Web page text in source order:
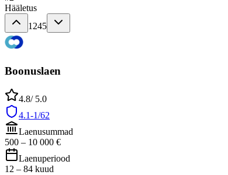
Hääletus
1245
Boonuslaen
4.8/ 5.0
4.1-1/62
Laenusummad
500 – 10 000 €
Laenuperiood
12 – 84 kuud